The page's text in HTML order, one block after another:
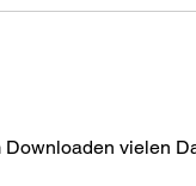
vielen